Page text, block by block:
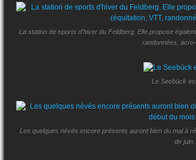
La station de sports d'hiver du Feldberg. Elle propose
randonnées,
Le Seebück
Les quelques névés encore présents auront bien du mal à
de juin...